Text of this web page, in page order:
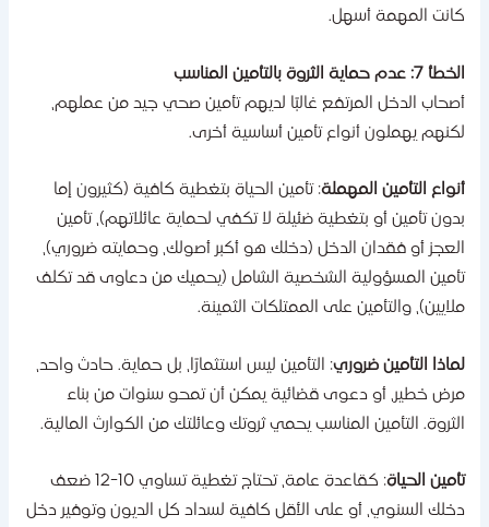
المهمة أسهل.
عدم حماية الثروة بالتأمين المناسب
الدخل المرتفع غالبًا لديهم تأمين صحي جيد من عملهم،
يهملون أنواع تأمين أساسية أخرى.
التأمين المهملة: تأمين الحياة بتغطية كافية (كثيرون إما
تأمين أو بتغطية ضئيلة لا تكفي لحماية عائلاتهم)، تأمين
أو فقدان الدخل (دخلك هو أكبر أصولك، وحمايته ضروري)،
المسؤولية الشخصية الشامل (يحميك من دعاوى قد تكلف
والتأمين على الممتلكات الثمينة.
التأمين ضروري: التأمين ليس استثمارًا، بل حماية. حادث واحد،
خطير، أو دعوى قضائية يمكن أن تمحو سنوات من بناء
التأمين المناسب يحمي ثروتك وعائلتك من الكوارث المالية.
الحياة
: كقاعدة عامة، تحتاج تغطية تساوي 10-12 ضعف
السنوي، أو على الأقل كافية لسداد كل الديون وتوفير دخل